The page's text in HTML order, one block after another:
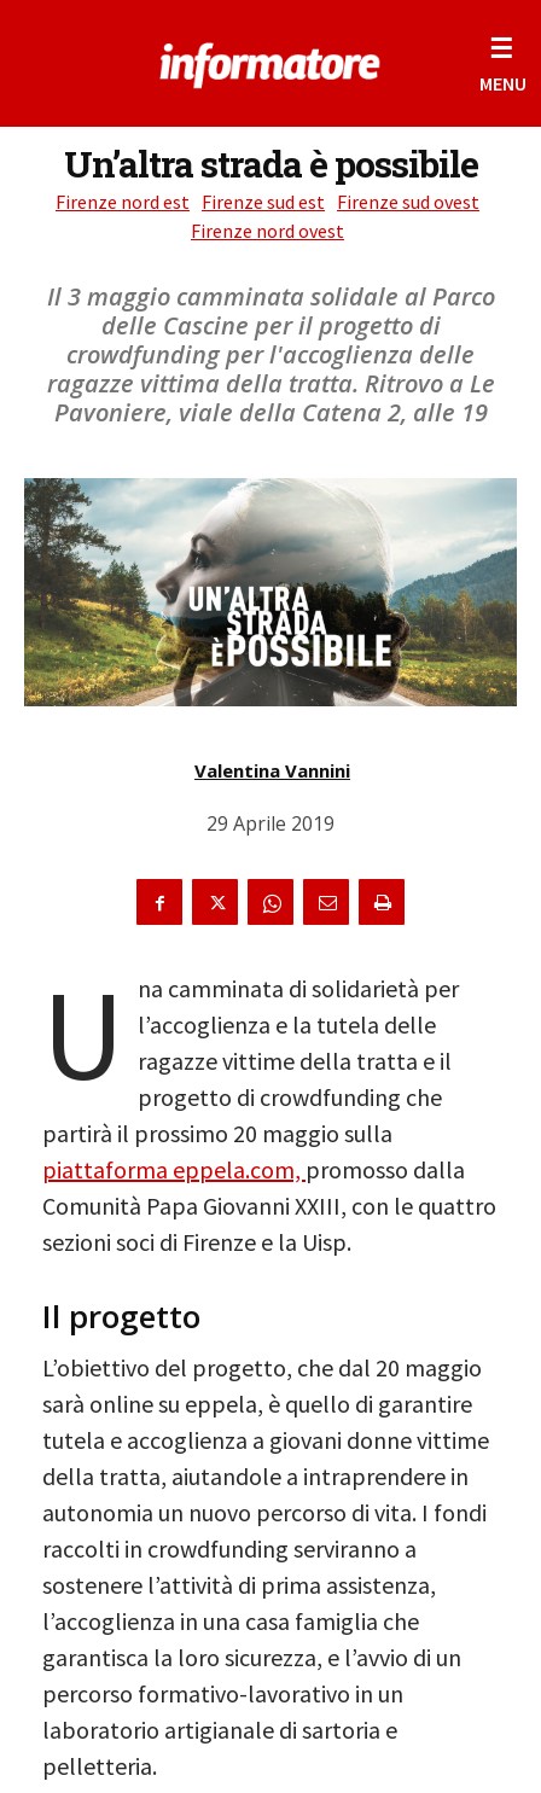
☰
MENU
Un’altra strada è possibile
Firenze nord est Firenze sud est Firenze sud ovest
Firenze nord ovest
Il 3 maggio camminata solidale al Parco
delle Cascine per il progetto di
crowdfunding per l'accoglienza delle
ragazze vittima della tratta. Ritrovo a Le
Pavoniere, viale della Catena 2, alle 19
Valentina Vannini
29 Aprile 2019
U
na camminata di solidarietà per
l’accoglienza e la tutela delle
ragazze vittime della tratta e il
progetto di crowdfunding che
partirà il prossimo 20 maggio sulla
piattaforma eppela.com, promosso dalla
Comunità Papa Giovanni XXIII, con le quattro
sezioni soci di Firenze e la Uisp.
Il progetto
L’obiettivo del progetto, che dal 20 maggio
sarà online su eppela, è quello di garantire
tutela e accoglienza a giovani donne vittime
della tratta, aiutandole a intraprendere in
autonomia un nuovo percorso di vita. I fondi
raccolti in crowdfunding serviranno a
sostenere l’attività di prima assistenza,
l’accoglienza in una casa famiglia che
garantisca la loro sicurezza, e l’avvio di un
percorso formativo-lavorativo in un
laboratorio artigianale di sartoria e
pelletteria.